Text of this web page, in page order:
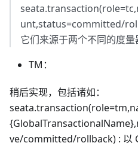
unt,status=committed/
它们来源于两个不同的度量
TM：
稍后实现，包括诸如：
ve/committed/rollback) : 以